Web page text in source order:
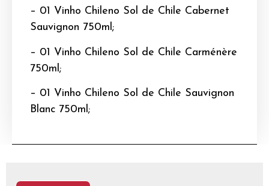
– 01 Vinho Chileno Sol de Chile Cabernet
Sauvignon 750ml;
– 01 Vinho Chileno Sol de Chile Carménère
750ml;
– 01 Vinho Chileno Sol de Chile Sauvignon
Blanc 750ml;